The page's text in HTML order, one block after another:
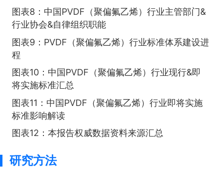
图表8：中国PVDF（聚偏氟乙烯）行业主管部门&
行业协会&自律组织职能
图表9：PVDF（聚偏氟乙烯）行业标准体系建设进
程
图表10：中国PVDF（聚偏氟乙烯）行业现行&即
将实施标准汇总
图表11：中国PVDF（聚偏氟乙烯）行业即将实施
标准影响解读
图表12：本报告权威数据资料来源汇总
研究方法